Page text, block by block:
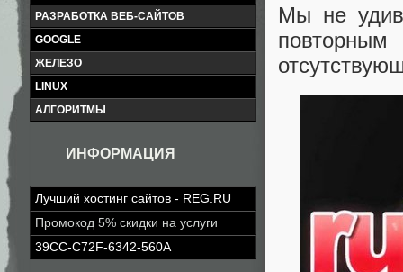
РАЗРАБОТКА ВЕБ-САЙТОВ
GOOGLE
ЖЕЛЕЗО
LINUX
АЛГОРИТМЫ
ИНФОРМАЦИЯ
Лучший хостинг сайтов - REG.RU
Промокод 5% скидки на услуги
39CC-C72F-6342-560A
Мы не